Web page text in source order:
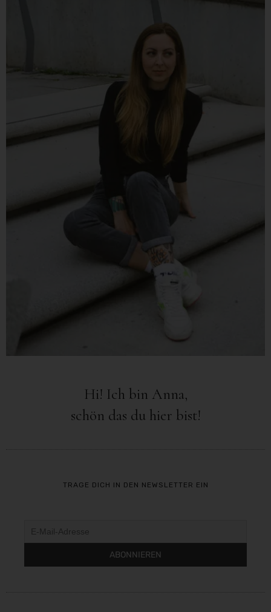
Hi! Ich bin Anna,
schön das du hier bist!
TRAGE DICH IN DEN NEWSLETTER EIN